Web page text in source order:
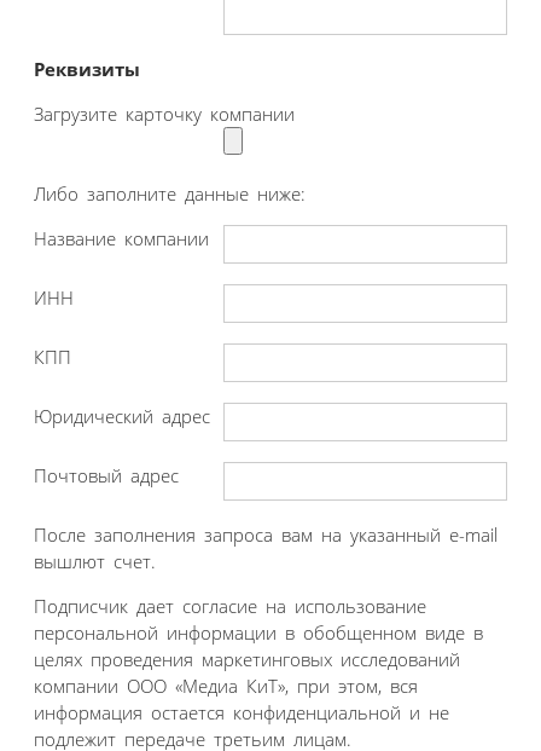
Реквизиты
Загрузите карточку компании
Либо заполните данные ниже:
Название компании
ИНН
КПП
Юридический адрес
Почтовый адрес
После заполнения запроса вам на указанный e-mail
вышлют счет.
Подписчик дает согласие на использование
персональной информации в обобщенном виде в
целях проведения маркетинговых исследований
компании ООО «Медиа КиТ», при этом, вся
информация остается конфиденциальной и не
подлежит передаче третьим лицам.